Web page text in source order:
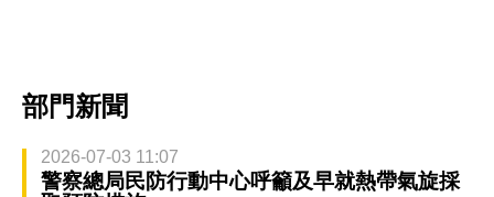
部門新聞
2026-07-03 11:07
警察總局民防行動中心呼籲及早就熱帶氣旋採